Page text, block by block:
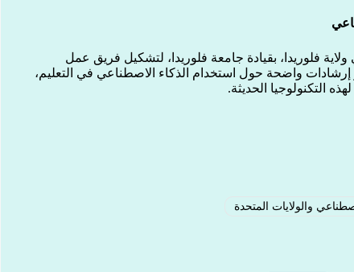
فلوريدا، بقيادة جامعة فلوريدا، لتشكيل فريق عمل
لتطوير إرشادات واضحة حول استخدام الذكاء الاصطناعي في التعليم،
التكنولوجيا الحديثة.
والولايات المتحدة